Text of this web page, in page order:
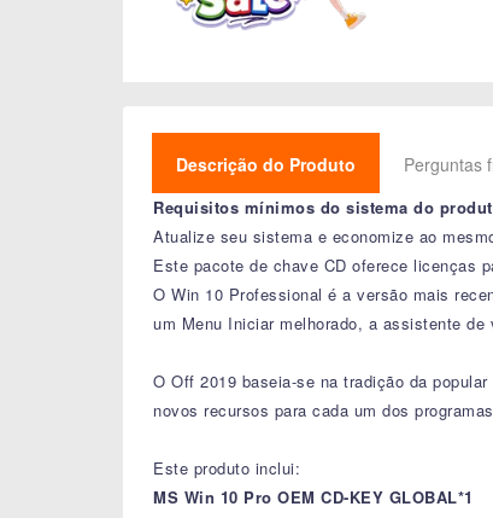
Descrição do Produto Perguntas
Requisitos mínimos do sistema do
Atualize seu sistema e economize ao
Este pacote de chave CD oferece licenças
O Win 10 Professional é a versão mais
um Menu Iniciar melhorado, a assistente
O Off 2019 baseia-se na tradição da
novos recursos para cada um dos
Este produto inclui:
MS Win 10 Pro OEM CD-KEY GLOBAL*1